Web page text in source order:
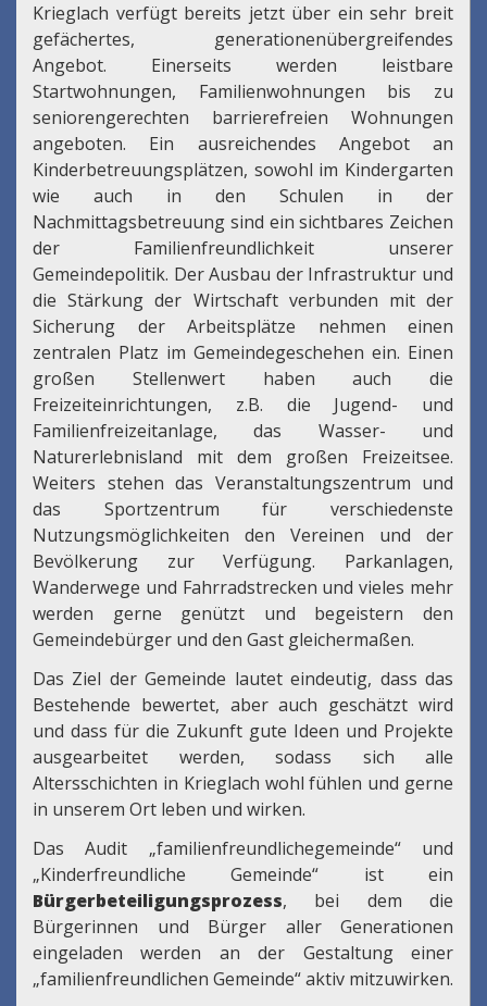
Krieglach verfügt bereits jetzt über ein sehr breit
gefächertes, generationenübergreifendes
Angebot. Einerseits werden leistbare
Startwohnungen, Familienwohnungen bis zu
seniorengerechten barrierefreien Wohnungen
angeboten. Ein ausreichendes Angebot an
Kinderbetreuungsplätzen, sowohl im Kindergarten
wie auch in den Schulen in der
Nachmittagsbetreuung sind ein sichtbares Zeichen
der Familienfreundlichkeit unserer
Gemeindepolitik. Der Ausbau der Infrastruktur und
die Stärkung der Wirtschaft verbunden mit der
Sicherung der Arbeitsplätze nehmen einen
zentralen Platz im Gemeindegeschehen ein. Einen
großen Stellenwert haben auch die
Freizeiteinrichtungen, z.B. die Jugend- und
Familienfreizeitanlage, das Wasser- und
Naturerlebnisland mit dem großen Freizeitsee.
Weiters stehen das Veranstaltungszentrum und
das Sportzentrum für verschiedenste
Nutzungsmöglichkeiten den Vereinen und der
Bevölkerung zur Verfügung. Parkanlagen,
Wanderwege und Fahrradstrecken und vieles mehr
werden gerne genützt und begeistern den
Gemeindebürger und den Gast gleichermaßen.
Das Ziel der Gemeinde lautet eindeutig, dass das
Bestehende bewertet, aber auch geschätzt wird
und dass für die Zukunft gute Ideen und Projekte
ausgearbeitet werden, sodass sich alle
Altersschichten in Krieglach wohl fühlen und gerne
in unserem Ort leben und wirken.
Das Audit „familienfreundlichegemeinde“ und
„Kinderfreundliche Gemeinde“ ist ein
Bürgerbeteiligungsprozess, bei dem die
Bürgerinnen und Bürger aller Generationen
eingeladen werden an der Gestaltung einer
„familienfreundlichen Gemeinde“ aktiv mitzuwirken.